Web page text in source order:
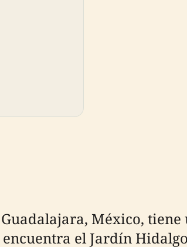
México,
el Jardín